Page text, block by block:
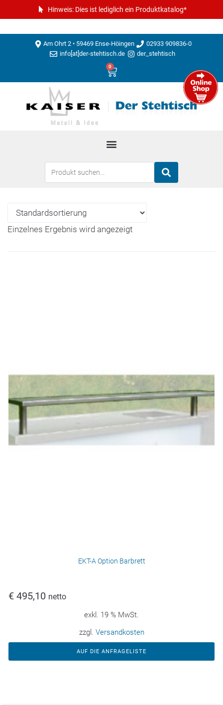
Hinweis: Dies ist lediglich ein Produktkatalog*
Am Ohrt 2 • 59469 Ense-Höingen
02933 909836-0
info[at]der-stehtisch.de
der_stehtisch
0
Einzelnes Ergebnis wird angezeigt
EKT-A Option Barbrett
€ 495,10 netto
exkl. 19 % MwSt.
zzgl. Versandkosten
AUF DIE ANFRAGELISTE